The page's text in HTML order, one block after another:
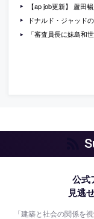
【ap job更新】 蘆田暢人建築
ドナルド・ジャッドのMoMAでの回顧
「審査員長に妹島和世
公式
見逃
「建築と社会の関係を